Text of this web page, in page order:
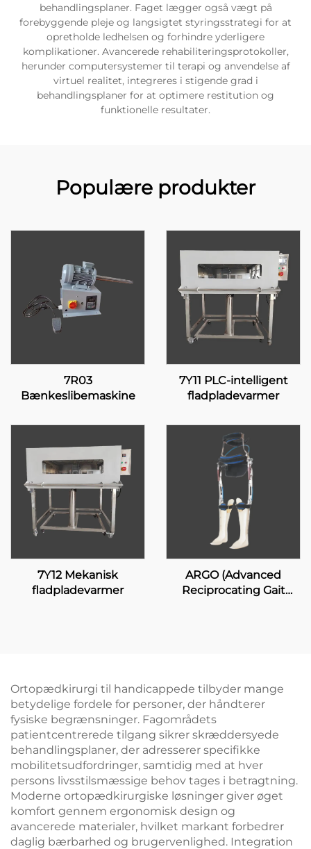
behandlingsplaner. Faget lægger også vægt på
forebyggende pleje og langsigtet styringsstrategi for at
opretholde ledhelsen og forhindre yderligere
komplikationer. Avancerede rehabiliteringsprotokoller,
herunder computersystemer til terapi og anvendelse af
virtuel realitet, integreres i stigende grad i
behandlingsplaner for at optimere restitution og
funktionelle resultater.
Populære produkter
7R03
Bænkeslibemaskine
7Y11 PLC-intelligent
fladpladevarmer
7Y12 Mekanisk
fladpladevarmer
ARGO (Advanced
Reciprocating Gait
Ortopædkirurgi til handicappede tilbyder mange
betydelige fordele for personer, der håndterer
fysiske begrænsninger. Fagområdets
patientcentrerede tilgang sikrer skræddersyede
behandlingsplaner, der adresserer specifikke
mobilitetsudfordringer, samtidig med at hver
persons livsstilsmæssige behov tages i betragtning.
Moderne ortopædkirurgiske løsninger giver øget
komfort gennem ergonomisk design og
avancerede materialer, hvilket markant forbedrer
daglig bærbarhed og brugervenlighed. Integration